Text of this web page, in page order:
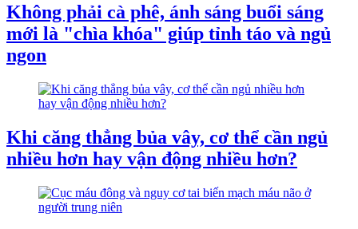
Không phải cà phê, ánh sáng buổi sáng
mới là "chìa khóa" giúp tỉnh táo và ngủ
ngon
Khi căng thẳng bủa vây, cơ thể cần ngủ
nhiều hơn hay vận động nhiều hơn?